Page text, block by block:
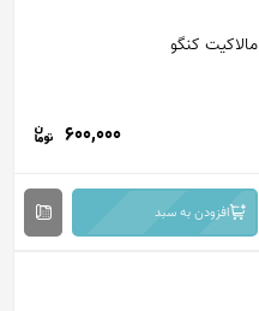
مالاکیت کنگو
600,000
افزودن به سبد